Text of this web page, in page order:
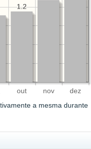
out nov dez
1.2
1.2
a mesma durante